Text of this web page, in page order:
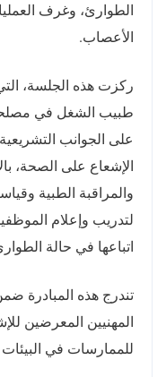
الطوارئ، وغرف
الأعصاب.
ركزت هذه الجلسة،
طبيب الشغل في
على الجوانب
الإشعاع على الصحة،
والمراقبة الطبية
لتدريب وإعلام
اتباعها في حالة
تندرج هذه المبادرة
المهنيين المعرضين
للممارسات في